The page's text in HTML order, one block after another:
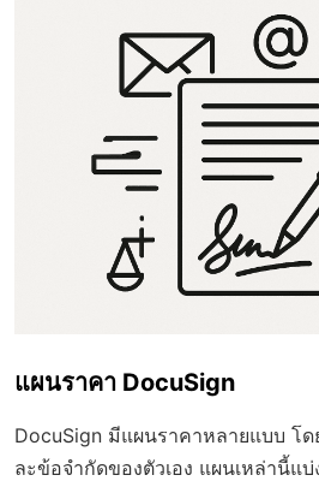
แผนราคา DocuSign
DocuSign มีแผนราคาหลายแบบ
ละข้อจำกัดของตัวเอง แผนเหล่านี้แ